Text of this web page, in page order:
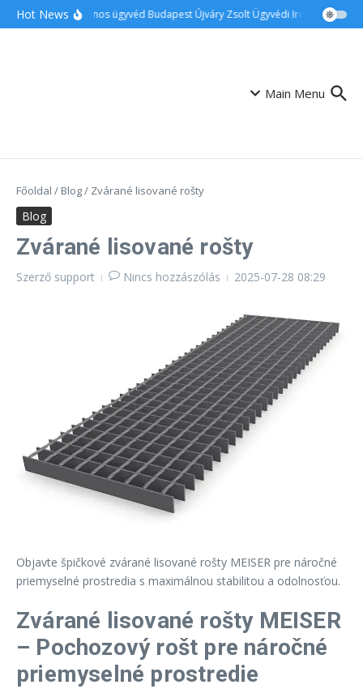
Ugrás a tartalomhoz
Hot NewsIngatlanos ügyvéd Budapest Újváry Zsolt Ügyvédi Iroda
Main Menu
Főoldal / Blog/ Zvárané lisované rošty
Blog
Zvárané lisované rošty
Szerző support Nincs hozzászólás 2025-07-28 08:29
Objavte špičkové zvárané lisované rošty MEISER pre náročné
priemyselné prostredia s maximálnou stabilitou a odolnosťou.
Zvárané lisované rošty MEISER
– Pochozový rošt pre náročné
priemyselné prostredie